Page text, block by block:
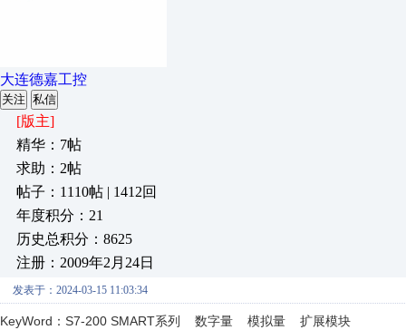
大连德嘉工控
关注 私信
[版主]
精华：7帖
求助：2帖
帖子：1110帖 | 1412回
年度积分：21
历史总积分：8625
注册：2009年2月24日
发表于：2024-03-15 11:03:34
KeyWord： S7-200 SMART系列 数字量 模拟量 扩展模块